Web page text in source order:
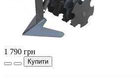
1 790 грн
Купити